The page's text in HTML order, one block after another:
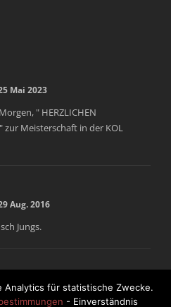
Mai 2023
" HERZLICHEN
zur Meisterschaft in der KOL
Aug. 2016
Jungs.
Analytics für statistische Zwecke.
- Einverständnis